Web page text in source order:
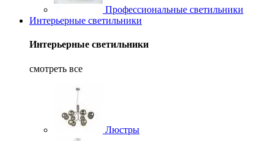
Профессиональные светильники
Интерьерные светильники
Интерьерные светильники
смотреть все
Люстры